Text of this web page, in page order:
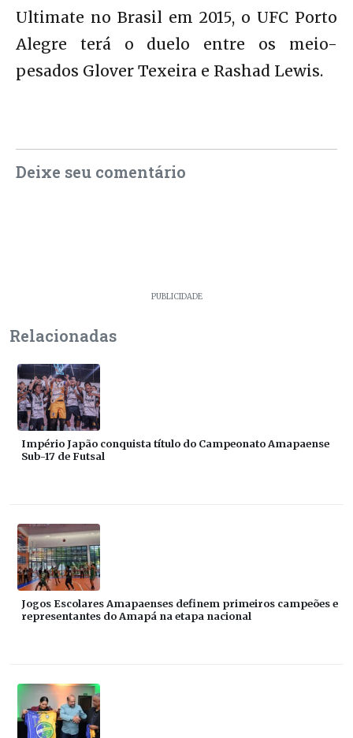
Ultimate no Brasil em 2015, o UFC Porto
Alegre terá o duelo entre os meio-
pesados Glover Texeira e Rashad Lewis.
Deixe seu comentário
PUBLICIDADE
Relacionadas
Império Japão conquista título do Campeonato Amapaense
Sub-17 de Futsal
Jogos Escolares Amapaenses definem primeiros campeões e
representantes do Amapá na etapa nacional